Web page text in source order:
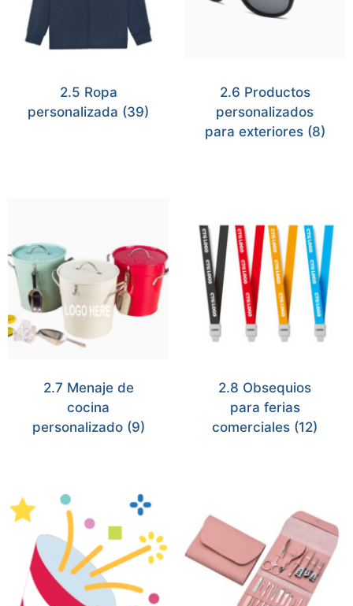
2.5 Ropa
personalizada (39)
2.6 Productos
personalizados
para exteriores (8)
2.7 Menaje de
cocina
personalizado (9)
2.8 Obsequios
para ferias
comerciales (12)